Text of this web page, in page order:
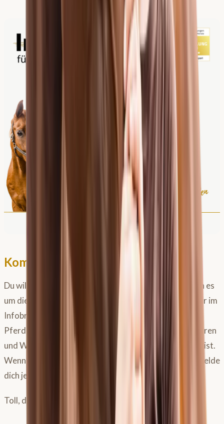
Komm ins Team-Pferdemensch
Du willst immer auf dem neuesten Stand bleiben, wenn es
um die Gesundheit deines Pferdes geht? Ich schicke dir im
Infobrief regelmäßig medizinische Tipps rund um die
Pferdegesundheit & Infos zu bevorstehenden Webinaren
und Workshops, damit du immer auf dem Laufenden bist.
Wenn du keine Info mehr verpassen möchtest, dann melde
dich jetzt an.
Toll, dass du dich für dein Pferd weiterbildest!